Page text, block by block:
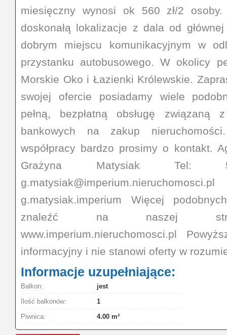
miesięczny wynosi ok 560 zł/2 osoby.
doskonałą lokalizacje z dala od
dobrym miejscu komunikacyjnym w
przystanku autobusowego. W okolicy
Morskie Oko i Łazienki Królewskie.
swojej ofercie posiadamy wiele
pełną, bezpłatną obsługę związaną
bankowych na zakup
współpracy bardzo prosimy o kontakt.
Grażyna Matysiak Tel:
g.matysiak.imperium Więcej
znaleźć na naszej
www.imperium.nieruchomosci.pl
informacyjny i nie stanowi oferty w
Informacje uzupełniające:
Balkon:
jest
Ilość balkonów:
1
Piwnica:
4.00 m²